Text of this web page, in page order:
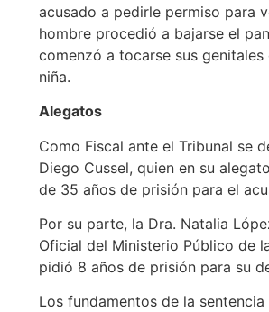
acusado a pedirle permiso para
hombre procedió a bajarse el
comenzó a tocarse sus genitales
niña.
Alegatos
Como Fiscal ante el Tribunal se
Diego Cussel, quien en su
de 35 años de prisión para el
Por su parte, la Dra. Natalia
Oficial del Ministerio Público de
pidió 8 años de prisión para su
Los fundamentos de la sentencia